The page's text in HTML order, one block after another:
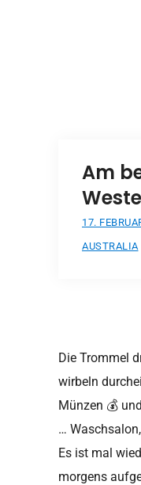
Am
17.
AUSTRALIA
Die Trommel
wirbeln
Münzen 💰
…
Es ist mal
morgens